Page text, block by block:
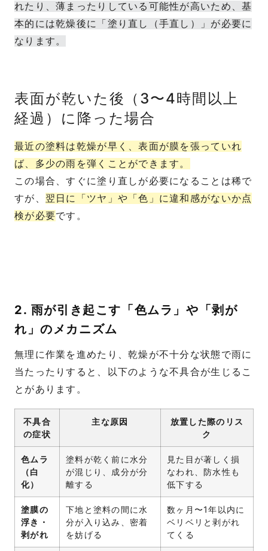
れたり、薄まったりしている可能性が高いため、基
本的には乾燥後に「塗り直し（手直し）」が必要に
なります。
表面が乾いた後（3〜4時間以上
経過）に降った場合
最近の塗料は乾燥が早く、表面が膜を張っていれ
ば、多少の雨を弾くことができます。
この場合、すぐに塗り直しが必要になることは稀で
すが、 翌日に「ツヤ」や「色」に違和感がないか点
検が必要です。
2. 雨が引き起こす「色ムラ」や「剥が
れ」のメカニズム
無理に作業を進めたり、乾燥が不十分な状態で雨に
当たったりすると、以下のような不具合が生じるこ
とがあります。
不具合
の症状
主な原因
放置した際のリス
ク
色ムラ
（白
化）
塗料が乾く前に水分
が混じり、成分が分
離する
見た目が著しく損
なわれ、防水性も
低下する
塗膜の
浮き・
剥がれ
下地と塗料の間に水
分が入り込み、密着
を妨げる
数ヶ月〜1年以内に
ベリベリと剥がれ
てくる